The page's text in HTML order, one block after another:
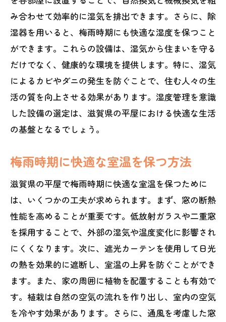
み合わせて効率的に湿気を排出できます。さらに、除
湿器を用いると、梅雨時期にも快適な湿度を保つこと
ができます。これらの設備は、湿気から住まいを守る
だけでなく、健康的な環境を提供します。特に、湿気
によるカビやダニの発生を防ぐことで、住む人々の生
活の質を向上させる効果があります。湿度管理を意識
した設備の選定は、滋賀県の平屋における快適な生活
の基盤となるでしょう。
梅雨時期に快適な室温を保つ方法
滋賀県の平屋で梅雨時期に快適な室温を保つために
は、いくつかの工夫が求められます。まず、窓の断熱
性能を高めることが重要です。低放射ガラスや二重窓
を採用することで、外部の湿気や温度変化に影響され
にくくなります。次に、遮光カーテンを使用して日光
の熱を効果的に遮断し、室温の上昇を防ぐことができ
ます。また、家の周囲に植物を配置することも有効で
す。植栽は自然の空気の流れを作り出し、室内の空気
を冷やす効果があります。さらに、通風を考慮した窓